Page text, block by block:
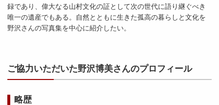
録であり、偉大なる山村文化の証として次の世代に語り継ぐべき
唯一の遺産でもある。自然とともに生きた孤高の暮らしと文化を
野沢さんの写真集を中心に紹介したい。
ご協力いただいた野沢博美さんのプロフィール
略歴